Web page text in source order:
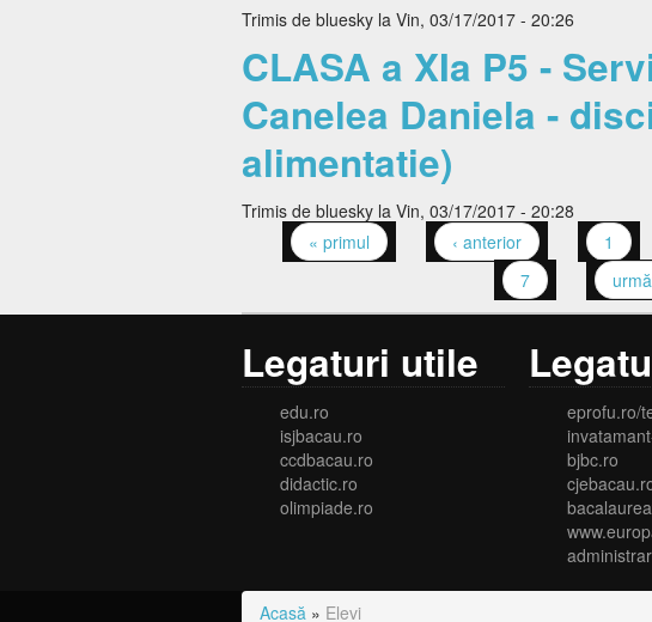
Trimis de bluesky la Vin, 03/17/2017 - 20:26
CLASA a XIa P5 -
Canelea Daniela -
alimentatie)
Trimis de bluesky la Vin, 03/17/2017 - 20:28
Pagini
« primul ‹ anterior 1
7
Legaturi utile
edu.ro
isjbacau.ro
ccdbacau.ro
didactic.ro
olimpiade.ro
eprofu.ro/
bjbc.ro
Acasă » Elevi